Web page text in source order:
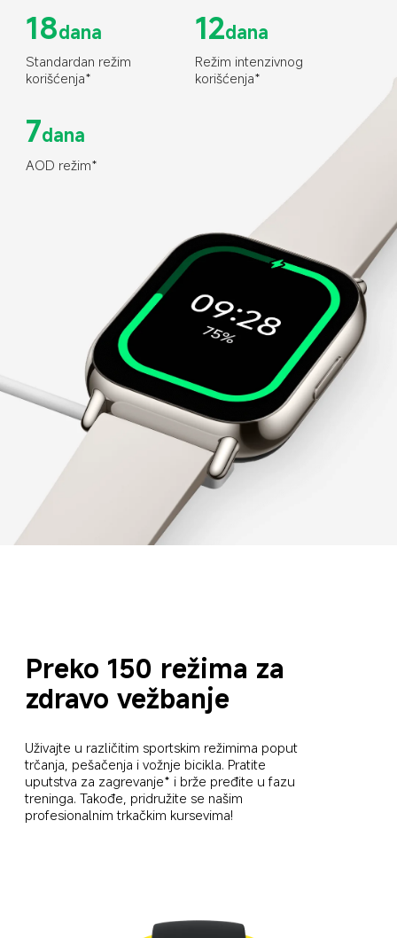
18dana
Standardan režim
korišćenja*
12dana
Režim intenzivnog
korišćenja*
7dana
AOD režim*
Preko 150 režima za
zdravo vežbanje
Uživajte u različitim sportskim režimima poput
trčanja, pešačenja i vožnje bicikla. Pratite
uputstva za zagrevanje* i brže pređite u fazu
treninga. Takođe, pridružite se našim
profesionalnim trkačkim kursevima!